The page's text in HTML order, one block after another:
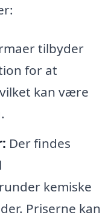
tilbyder
for at
kan være
Der findes
kemiske
Priserne kan